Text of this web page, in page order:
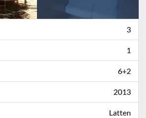
3
1
6+2
2013
Latten